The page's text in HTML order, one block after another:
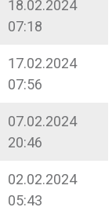
18.02.2024
07:18
17.02.2024
07:56
07.02.2024
20:46
02.02.2024
05:43